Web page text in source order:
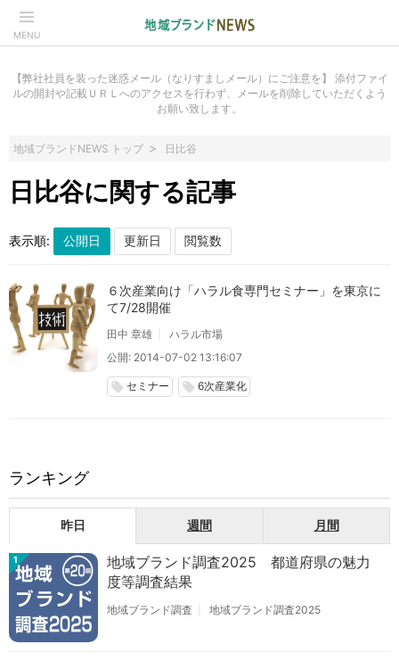
MENU
【弊社社員を装った迷惑メール（なりすましメール）にご注意を】 添付ファイ
ルの開封や記載ＵＲＬへのアクセスを行わず、メールを削除していただくよう
お願い致します。
地域ブランドNEWS トップ 日比谷
日比谷に関する記事
表示順:
６次産業向け「ハラル食専門セミナー」を東京に
て7/28開催
田中 章雄
ハラル市場
公開: 2014-07-02 13:16:07
local_offer セミナー local_offer 6次産業化
ランキング
昨日 週間 月間
1
地域ブランド調査2025 都道府県の魅力
度等調査結果
地域ブランド調査 地域ブランド調査2025